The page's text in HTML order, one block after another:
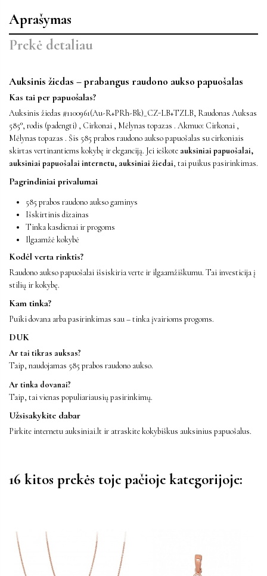
Aprašymas
Prekė detaliau
Auksinis žiedas – prabangus raudono aukso papuošalas
Kas tai per papuošalas?
Auksinis žiedas #1100961(Au-R+PRh-Bk)_CZ-LB+TZLB, Raudonas Auksas
585°, rodis (padengti) , Cirkonai , Mėlynas topazas . Akmuo: Cirkonai ,
Mėlynas topazas . Šis 585 prabos raudono aukso papuošalas su cirkoniais
skirtas vertinantiems kokybę ir eleganciją. Jei ieškote auksiniai papuošalai,
auksiniai papuošalai internetu, auksiniai žiedai, tai puikus pasirinkimas.
Pagrindiniai privalumai
585 prabos raudono aukso gaminys
Išskirtinis dizainas
Tinka kasdienai ir progoms
Ilgaamžė kokybė
Kodėl verta rinktis?
Raudono aukso papuošalai išsiskiria verte ir ilgaamžiškumu. Tai investicija į
stilių ir kokybę.
Kam tinka?
Puiki dovana arba pasirinkimas sau – tinka įvairioms progoms.
DUK
Ar tai tikras auksas?
Taip, naudojamas 585 prabos raudono aukso.
Ar tinka dovanai?
Taip, tai vienas populiariausių pasirinkimų.
Užsisakykite dabar
Pirkite internetu auksiniai.lt ir atraskite kokybiškus auksinius papuošalus.
16 kitos prekės toje pačioje kategorijoje: